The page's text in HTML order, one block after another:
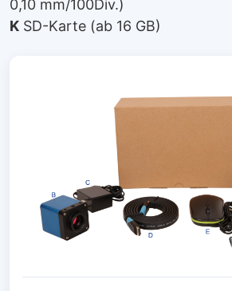
0,10 mm/100Div.)
K SD-Karte (ab 16 GB)